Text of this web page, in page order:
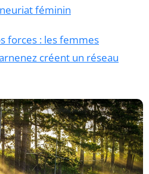
féminin
forces : les femmes
créent un réseau